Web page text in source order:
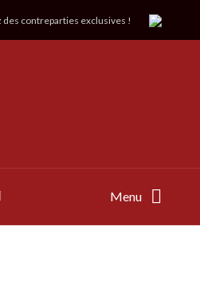
contreparties exclusives !
Menu